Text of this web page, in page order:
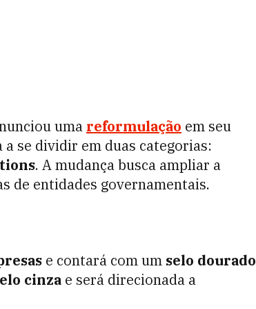
uma reformulação em seu
se dividir em duas categorias:
. A mudança busca ampliar a
de entidades governamentais.
e contará com um selo dourado
cinza e será direcionada a